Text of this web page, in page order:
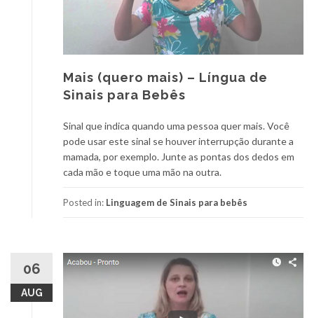
Mais (quero mais) – Língua de
Sinais para Bebês
Sinal que indica quando uma pessoa quer mais. Você
pode usar este sinal se houver interrupção durante a
mamada, por exemplo. Junte as pontas dos dedos em
cada mão e toque uma mão na outra.
Posted in: Linguagem de Sinais para bebês
06
AUG